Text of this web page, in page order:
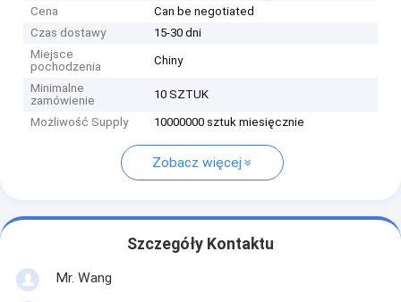
Cena
Can be negotiated
Czas dostawy
15-30 dni
Miejsce
pochodzenia
Chiny
Minimalne
zamówienie
10 SZTUK
Możliwość Supply 10000000 sztuk miesięcznie
Zobacz więcej
Szczegóły Kontaktu
Mr. Wang